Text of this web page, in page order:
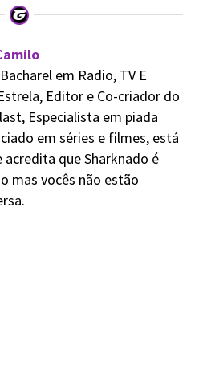
em Radio, TV E
Editor e Co-criador do
Especialista em piada
em séries e filmes, está
que Sharknado é
mas vocês não estão